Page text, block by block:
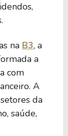
na B3, a
a
com
A
da
saúde,